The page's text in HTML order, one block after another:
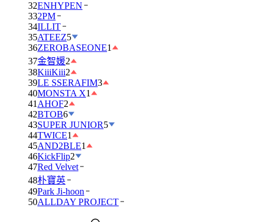
32ENHYPEN
332PM
34ILLIT
35ATEEZ5
36ZEROBASEONE1
37金智媛2
38KiiiKiii2
39LE SSERAFIM3
40MONSTA X1
41 AHOF2
42BTOB6
43SUPER JUNIOR5
44TWICE1
45AND2BLE1
46KickFlip2
47Red Velvet
48朴寶英
49Park Ji-hoon
50ALLDAY PROJECT